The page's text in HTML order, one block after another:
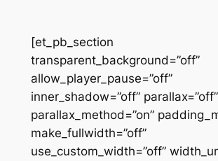
[et_pb_section
transparent_background=”off”
allow_player_pause=”off”
inner_shadow=”off” parallax=”off”
parallax_method=”on”
make_fullwidth=”off”
use_custom_width=”off”